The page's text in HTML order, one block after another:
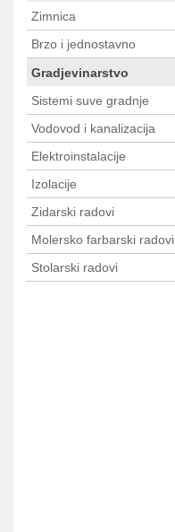
Zimnica
Brzo i jednostavno
Gradjevinarstvo
Sistemi suve gradnje
Vodovod i kanalizacija
Elektroinstalacije
Izolacije
Zidarski radovi
Molersko farbarski radovi
Stolarski radovi